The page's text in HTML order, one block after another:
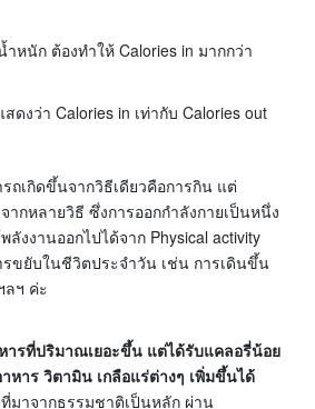
ก ต้องทำให้ Calories in มากกว่า
า Calories in เท่ากับ Calories out
กิดขึ้นจากวิธีเดียวคือการกิน แต่
ากหลายวิธี ซึ่งการออกกำลังกายเป็นหนึ่ง
งงานออกไปได้จาก Physical activity
รขยับในชีวิตประจำวัน เช่น การเดินขึ้น
ลฯ ค่ะ
ารที่ปริมาณเยอะขึ้น แต่ได้รับแคลอรี่น้อย
หาร วิตามิน เกลือแร่ต่างๆ เพิ่มขึ้นได้
าจากธรรมชาติเป็นหลัก ผ่าน